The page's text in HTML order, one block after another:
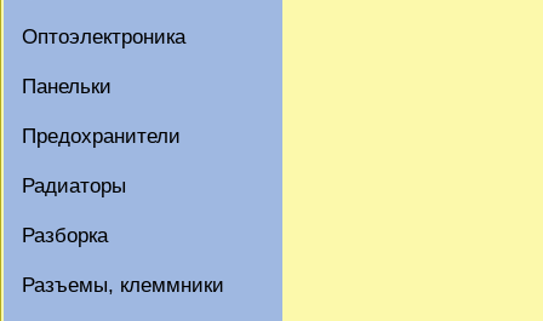
Оптоэлектроника
Панельки
Предохранители
Радиаторы
Разборка
Разъемы, клеммники